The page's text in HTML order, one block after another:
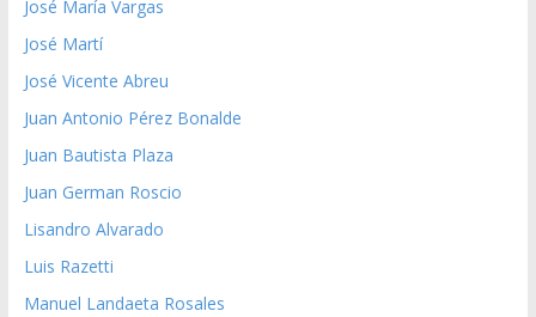
José María Vargas
José Martí
José Vicente Abreu
Juan Antonio Pérez Bonalde
Juan Bautista Plaza
Juan German Roscio
Lisandro Alvarado
Luis Razetti
Manuel Landaeta Rosales